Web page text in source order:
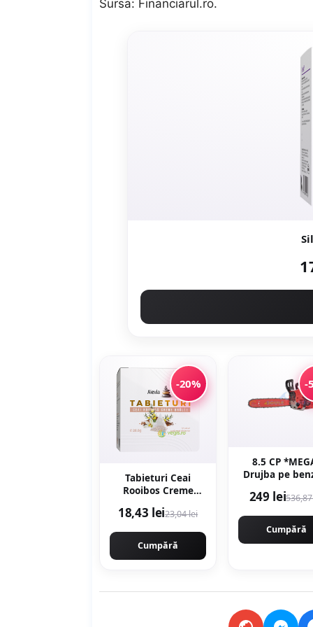
Sursa: Financiarul.ro.
-20%
Tabieturi Ceai
Rooibos Creme
piramida
18,43 lei23,04 lei
Cumpără
-
8.5 CP
Drujba pe
12000rpm,
9800
249 lei
Cumpără